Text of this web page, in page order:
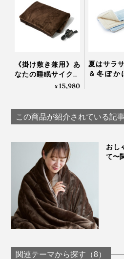
写真左から「ベージュ」、「シルバー」、「
レー式染色法を採用すること
体感ある風合いに仕上げていま
サイズは、シングル・セミダブ
《掛け敷き兼用》あ
なたの睡眠サイクル
に合わせて、電源が
「電気毛布（シング
ル）」｜HEAT-
¥15,980
夏はサラ
＆冬ぽか
い、敷く
らしきしん
この商品が紹介されている記
おし
て〜
関連テーマから探す（8）